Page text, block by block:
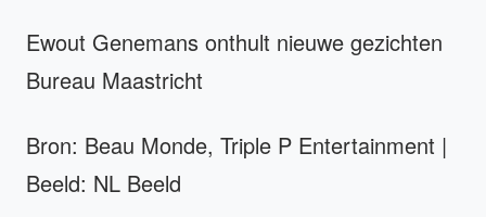
Ewout Genemans onthult nieuwe gezichten
Bureau Maastricht
Bron: Beau Monde, Triple P Entertainment |
Beeld: NL Beeld